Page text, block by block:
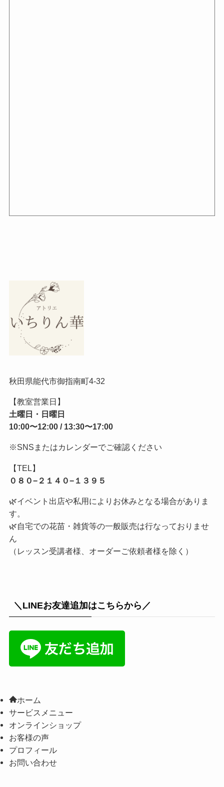
秋田県能代市御指南町4-32
【教室営業日】
土曜日・日曜日
10:00〜12:00 / 13:30〜17:00
※SNSまたはカレンダーでご確認ください
【TEL】
０８０−２１４０−１３９５
🌿イベント出店や私用によりお休みとなる場合がありま
す。
🌿自宅での花苗・雑貨等の一般販売は行なっておりませ
ん
（レッスン受講者様、オーダーご依頼者様を除く）
＼LINEお友達追加はこちらから／
ホーム
サービスメニュー
オンラインショップ
お客様の声
プロフィール
お問い合わせ